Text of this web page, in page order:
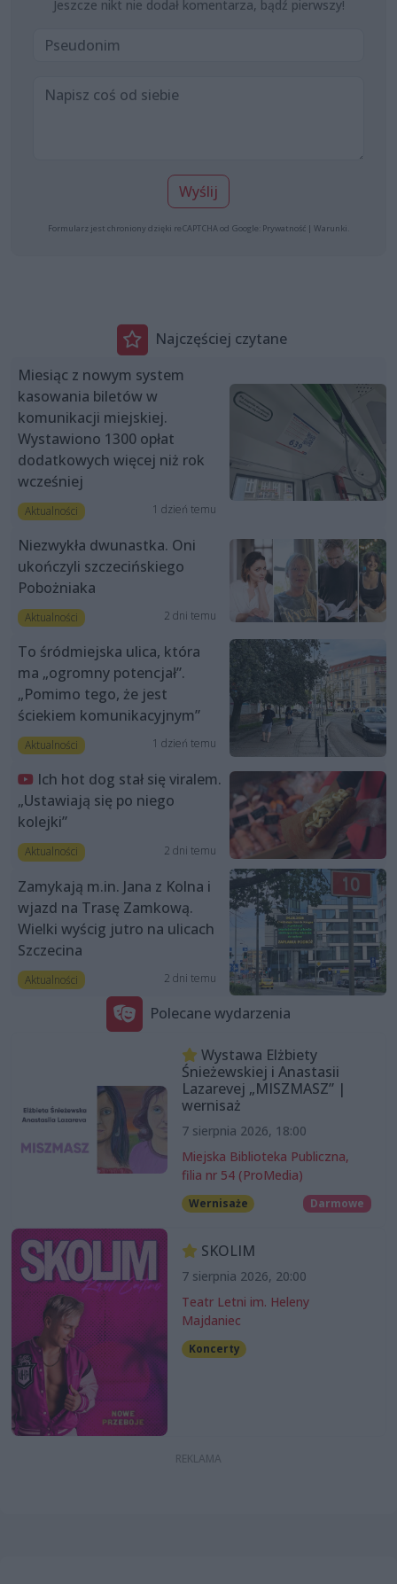
Jeszcze nikt nie dodał komentarza, bądź pierwszy!
Wyślij
Formularz jest chroniony dzięki reCAPTCHA od Google: Prywatność | Warunki
Najczęściej czytane
Miesiąc z nowym system
kasowania biletów w
komunikacji miejskiej.
Wystawiono 1300 opłat
dodatkowych więcej niż rok
wcześniej
Aktualności 1 dzień temu
Niezwykła dwunastka. Oni
ukończyli szczecińskiego
Pobożniaka
Aktualności 2 dni temu
To śródmiejska ulica, która
ma „ogromny potencjał”.
„Pomimo tego, że jest
ściekiem komunikacyjnym”
Aktualności 1 dzień temu
Ich hot dog stał się viralem.
„Ustawiają się po niego
kolejki”
Aktualności 2 dni temu
Zamykają m.in. Jana z Kolna i
wjazd na Trasę Zamkową.
Wielki wyścig jutro na ulicach
Szczecina
Aktualności 2 dni temu
Polecane wydarzenia
Wystawa Elżbiety
Śnieżewskiej i Anastasii
Lazarevej „MISZMASZ” |
wernisaż
7 sierpnia 2026, 18:00
Miejska Biblioteka Publiczna,
filia nr 54 (ProMedia)
Wernisaże Darmowe
SKOLIM
7 sierpnia 2026, 20:00
Teatr Letni im. Heleny
Majdaniec
Koncerty